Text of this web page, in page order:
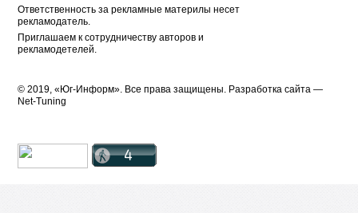
Ответственность за рекламные материлы несет
рекламодатель.
Приглашаем к сотрудничеству авторов и
рекламодетелей.
© 2019, «Юг-Информ». Все права защищены. Разработка cайта —
Net-Tuning